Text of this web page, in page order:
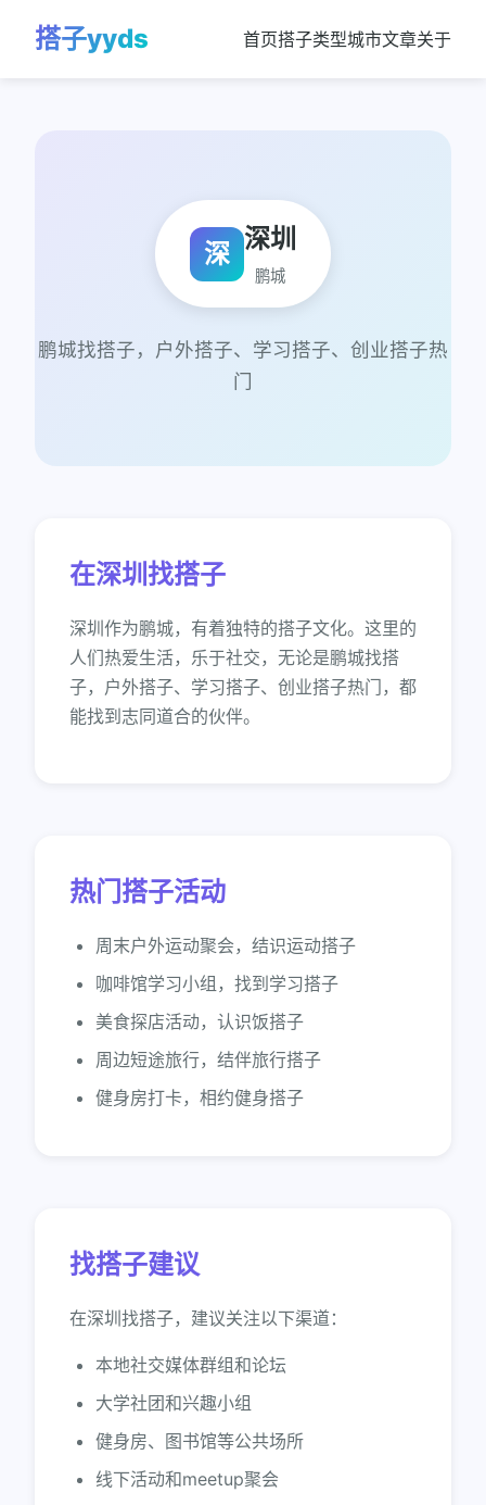
搭子yyds 首页搭子类型城市文章关于
深 深圳
鹏城
鹏城找搭子，户外搭子、学习搭子、创业搭子热
门
在深圳找搭子
深圳作为鹏城，有着独特的搭子文化。这里的
人们热爱生活，乐于社交，无论是鹏城找搭
子，户外搭子、学习搭子、创业搭子热门，都
能找到志同道合的伙伴。
热门搭子活动
周末户外运动聚会，结识运动搭子
咖啡馆学习小组，找到学习搭子
美食探店活动，认识饭搭子
周边短途旅行，结伴旅行搭子
健身房打卡，相约健身搭子
找搭子建议
在深圳找搭子，建议关注以下渠道：
本地社交媒体群组和论坛
大学社团和兴趣小组
健身房、图书馆等公共场所
线下活动和meetup聚会